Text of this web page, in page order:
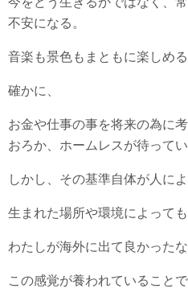
不安になる。
音楽も景色もまともに楽しめ
確かに、
お金や仕事の事を将来の為に
おろか、ホームレスが待って
しかし、その基準自体が人によ
生まれた場所や環境によって
わたしが海外に出て良かったな
この感覚が養われていることで